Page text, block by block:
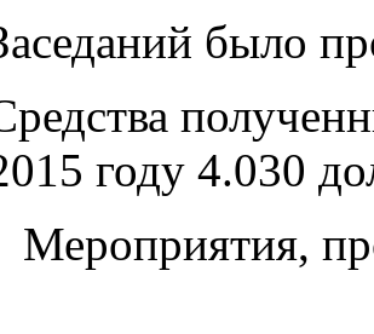
было
году 4.030
Мероприятия,